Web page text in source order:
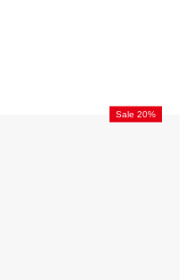
Sale 20%